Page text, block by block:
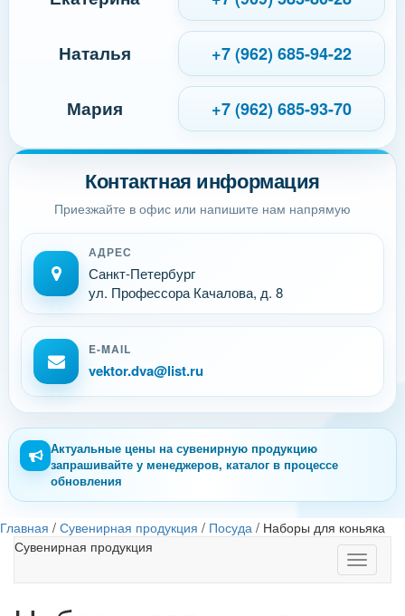
Контактная информация
Приезжайте в офис или напишите нам напрямую
АДРЕС
Санкт-Петербург
ул. Профессора Качалова, д. 8
E-MAIL
vektor.dva@list.ru
Наталья +7 (962) 685-94-22
Мария +7 (962) 685-93-70
Актуальные цены на сувенирную продукцию
запрашивайте у менеджеров, каталог в процессе
обновления
Главная / Сувенирная продукция / Посуда / Наборы для коньяка
Toggle
Сувенирная продукция